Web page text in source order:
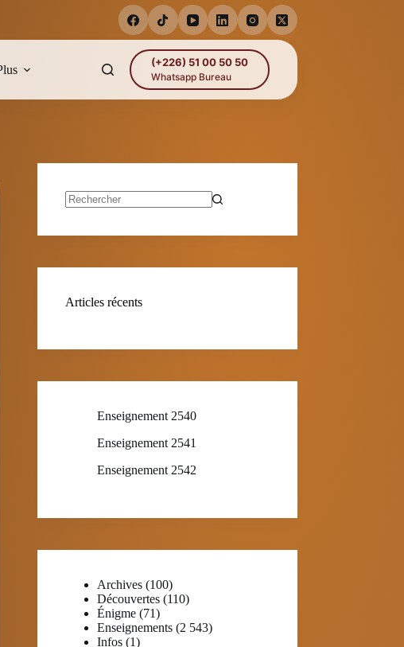
(+226) 51 00 50 50
Whatsapp Bureau
Articles récents
Enseignement 2540
Enseignement 2541
Enseignement 2542
Archives (100)
Découvertes (110)
Énigme (71)
Enseignements (2 543)
Infos (1)